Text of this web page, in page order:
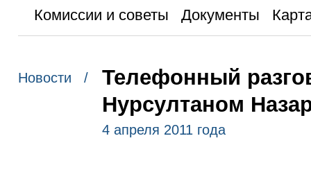
Комиссии и советы
Документы
Новости /
Телефонный
Нурсултаном
4 апреля 2011 года